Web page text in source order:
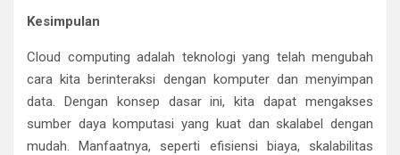
Kesimpulan
Cloud computing adalah teknologi yang telah mengubah
cara kita berinteraksi dengan komputer dan menyimpan
data. Dengan konsep dasar ini, kita dapat mengakses
sumber daya komputasi yang kuat dan skalabel dengan
mudah. Manfaatnya, seperti efisiensi biaya, skalabilitas